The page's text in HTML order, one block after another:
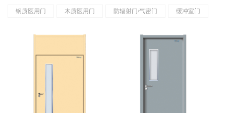
钢质医用门 木质医用门 防辐射门/气密门 缓冲室门